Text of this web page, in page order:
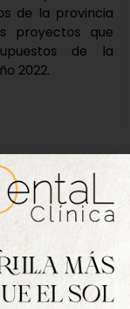
de la provincia
proyectos que
de la
2022.
edición de
clic sobre la